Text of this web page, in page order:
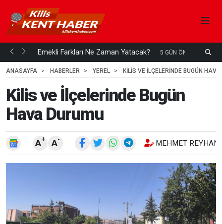
mi... Emekli Farkları Ne Zaman Yatacak? 5 GÜN ÖNCE
ANASAYFA
HABERLER YEREL KILIS VE İLÇELERINDE BUGÜN
Kilis ve İlçelerinde Bugün
Hava Durumu
A+ A- MEHMET